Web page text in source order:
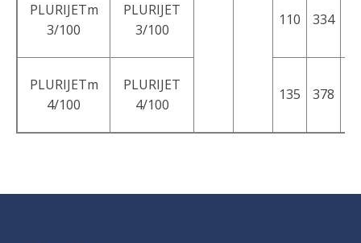
PLURIJETm
3/100
PLURIJET
3/100
110 334
PLURIJETm
4/100
PLURIJET
4/100
135 378